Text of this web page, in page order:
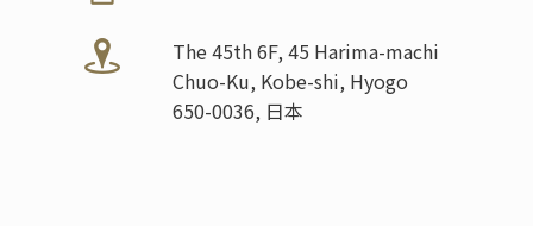
The 45th 6F, 45 Harima-machi
Chuo-Ku, Kobe-shi, Hyogo
650-0036, 日本